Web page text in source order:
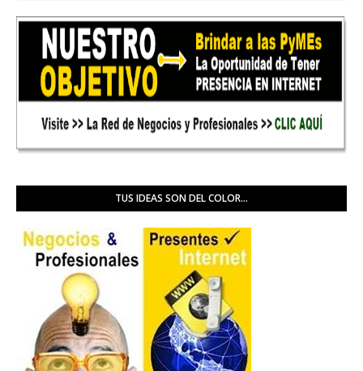
TUS IDEAS SON DEL COLOR...